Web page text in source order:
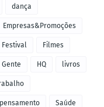
dança
Empresas&Promoções
Festival Filmes
Gente HQ livros
pensamento Saúde